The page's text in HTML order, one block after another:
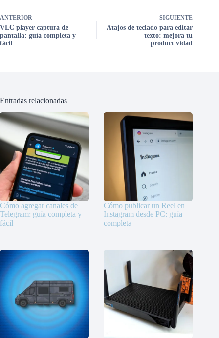
ANTERIOR
VLC player captura de
pantalla: guía completa y
fácil
SIGUIENTE
Atajos de teclado para editar
texto: mejora tu
productividad
Entradas relacionadas
Cómo agregar canales de
Telegram: guía completa y
fácil
Cómo publicar un Reel en
Instagram desde PC: guía
completa